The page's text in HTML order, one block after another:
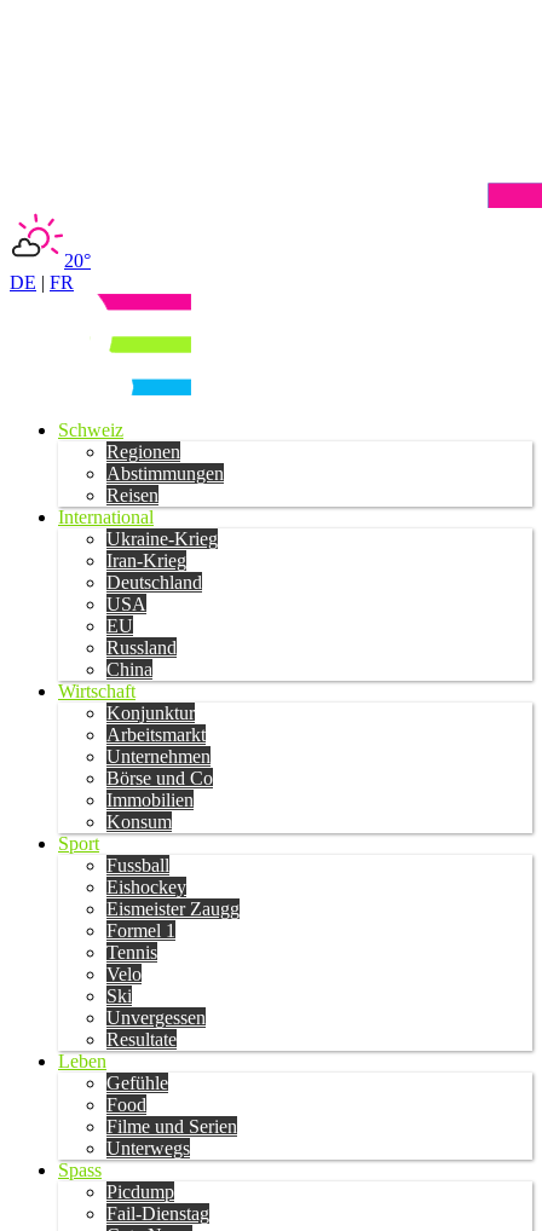
20°
DE | FR
Schweiz
Regionen
Abstimmungen
Reisen
International
Ukraine-Krieg
Iran-Krieg
Deutschland
USA
EU
Russland
China
Wirtschaft
Konjunktur
Arbeitsmarkt
Unternehmen
Börse und Co
Immobilien
Konsum
Sport
Fussball
Eishockey
Eismeister Zaugg
Formel 1
Tennis
Velo
Ski
Unvergessen
Resultate
Leben
Gefühle
Food
Filme und Serien
Unterwegs
Spass
Picdump
Fail-Dienstag